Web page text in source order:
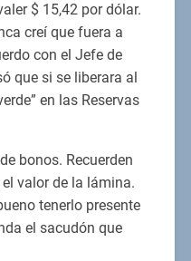
$ 15,42 por dólar.
creí que fuera a
con el Jefe de
que si se liberara al
en las Reservas
bonos. Recuerden
valor de la lámina.
tenerlo presente
el sacudón que